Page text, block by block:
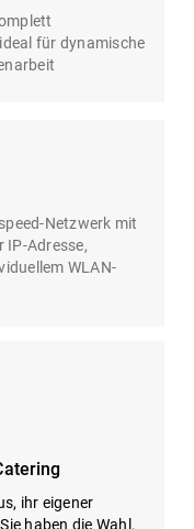
für dynamische
Netzwerk mit
IP-Adresse,
WLAN-
ihr eigener
haben die Wahl.